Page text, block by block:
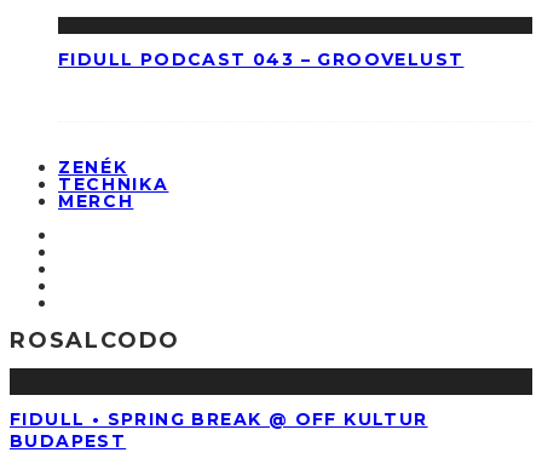
FIDULL PODCAST 043 – GROOVELUST
ZENÉK
TECHNIKA
MERCH
ROSALCODO
FIDULL • SPRING BREAK @ OFF KULTUR
BUDAPEST